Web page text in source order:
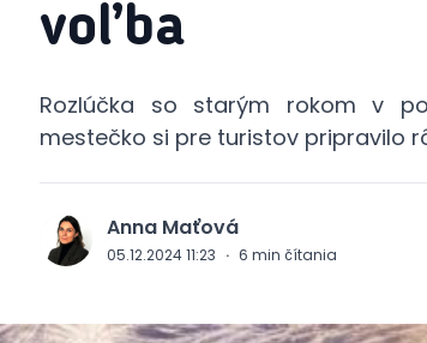
voľba
Rozlúčka so starým rokom v
mestečko si pre turistov pripravilo
J Anna Maťová
05.12.2024 11:23 · 6 min čítania